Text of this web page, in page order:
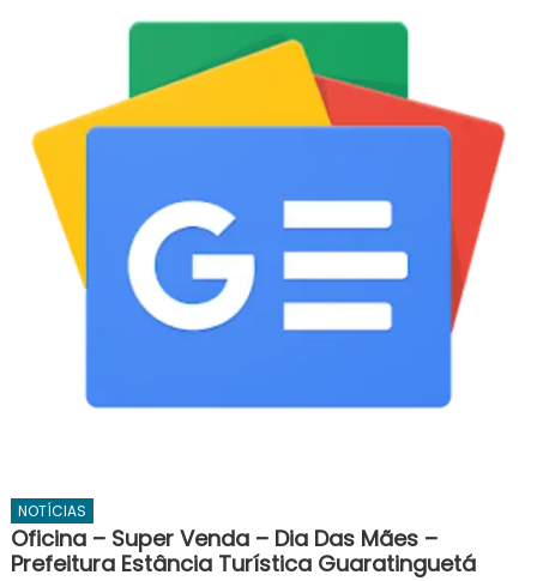
NOTÍCIAS
Oficina – Super Venda – Dia Das Mães –
Prefeitura Estância Turística Guaratinguetá